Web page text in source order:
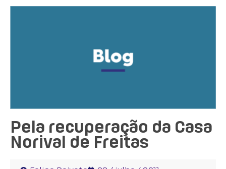
Pela recuperação da Casa
Norival de Freitas